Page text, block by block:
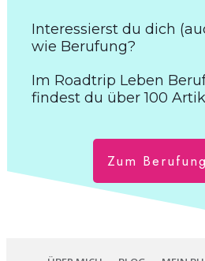
Interessierst du dich
wie Berufung?
Im Roadtrip Leben
findest du über 100
Zum